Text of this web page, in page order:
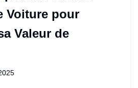
Voiture pour
Valeur de